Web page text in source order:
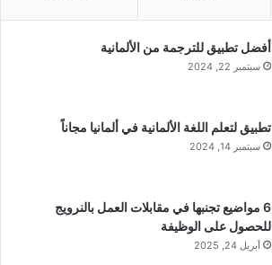
أفضل تطبيق للترجمة من الألمانية
سبتمبر 22, 2024
تطبيق لتعلم اللغة الألمانية في ألمانيا مجاناً
سبتمبر 14, 2024
6 مواضيع تجنبها في مقابلات العمل بالنرويج
للحصول على الوظيفة
أبريل 24, 2025